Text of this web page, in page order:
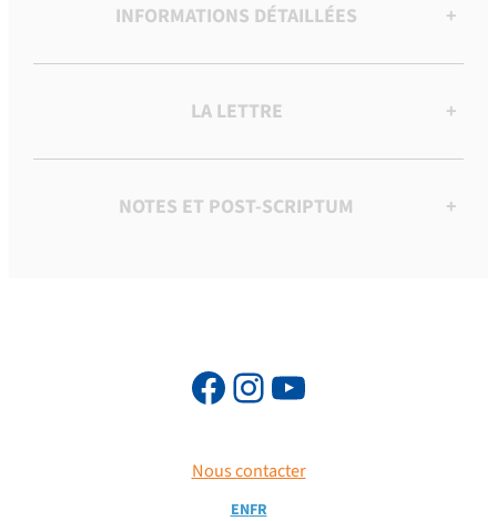
INFORMATIONS DÉTAILLÉES +
LA LETTRE +
NOTES ET POST-SCRIPTUM +
Nous contacter
ENFR